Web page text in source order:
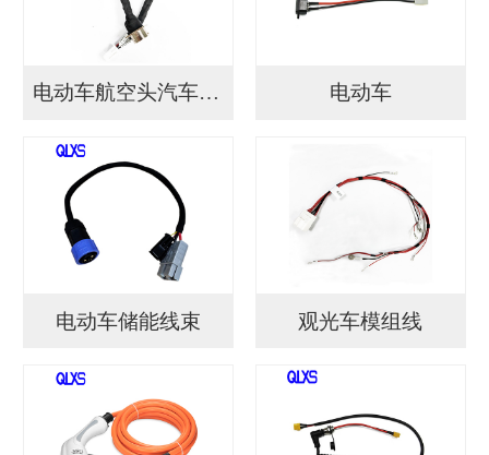
电动车航空头汽车连接... 电动车
电动车储能线束 观光车模组线